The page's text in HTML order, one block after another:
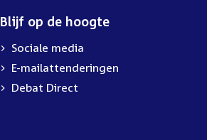
Blijf op de hoogte
Sociale media
E-mailattenderingen
Debat Direct